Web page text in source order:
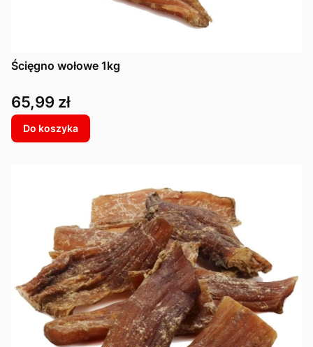
Ścięgno wołowe 1kg
Cena
65,99 zł
Do koszyka